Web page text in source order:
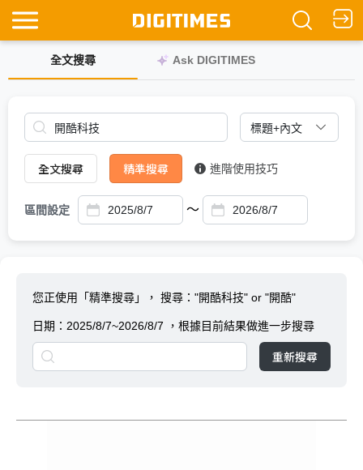
全文搜尋 Ask DIGITIMES
全文搜尋 精準搜尋 進階使用技巧
區間設定 ～
您正使用「精準搜尋」， 搜尋："開酷科技" or "開酷"
日期： 2025/8/7~2026/8/7 ，根據目前結果做進一步搜尋
重新搜尋